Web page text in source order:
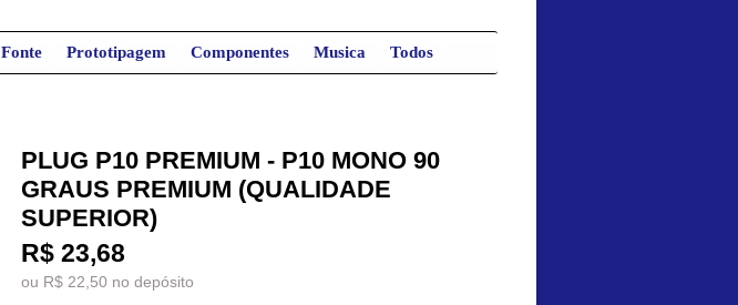
Fonte Prototipagem Componentes Musica Todos
PLUG P10 PREMIUM - P10 MONO 90
GRAUS PREMIUM (QUALIDADE
SUPERIOR)
R$ 23,68
ou R$ 22,50 no depósito